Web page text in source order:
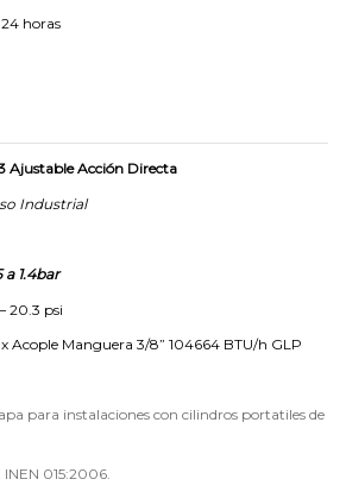
horas
Ajustable Acción Directa
Industrial
1.4bar
20.3 psi
Acople Manguera 3/8” 104664 BTU/h GLP
para instalaciones con cilindros portatiles de
015:2006.